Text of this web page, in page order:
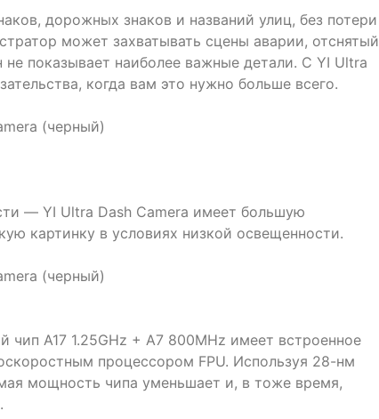
дорожных знаков и названий улиц, без потери
может захватывать сцены аварии, отснятый
показывает наиболее важные детали. С YI Ultra
когда вам это нужно больше всего.
— YI Ultra Dash Camera имеет большую
картинку в условиях низкой освещенности.
A17 1.25GHz + A7 800MHz имеет встроенное
процессором FPU. Используя 28-нм
мощность чипа уменьшает и, в тоже время,